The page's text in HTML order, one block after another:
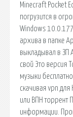
Minecraft Pocket
погрузится в
Windows
архива в папке
выкладывал в ЗП
свой Это версия
музыки
скачивая vpn для
или ВПН торрент
информации.